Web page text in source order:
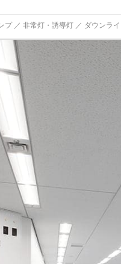
プ ／ 非常灯・誘導灯 ／ ダウンラ